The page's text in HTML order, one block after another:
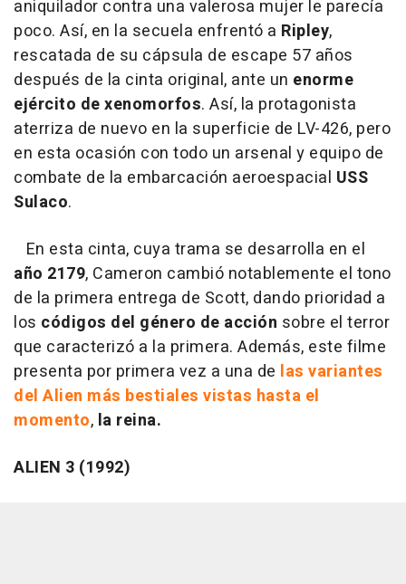
aniquilador contra una valerosa mujer le parecía
poco. Así, en la secuela enfrentó a Ripley,
rescatada de su cápsula de escape 57 años
después de la cinta original, ante un enorme
ejército de xenomorfos. Así, la protagonista
aterriza de nuevo en la superficie de LV-426, pero
en esta ocasión con todo un arsenal y equipo de
combate de la embarcación aeroespacial USS
Sulaco.
En esta cinta, cuya trama se desarrolla en el
año 2179, Cameron cambió notablemente el tono
de la primera entrega de Scott, dando prioridad a
los códigos del género de acción sobre el terror
que caracterizó a la primera. Además, este filme
presenta por primera vez a una de las variantes
del Alien más bestiales vistas hasta el
momento, la reina.
ALIEN 3 (1992)